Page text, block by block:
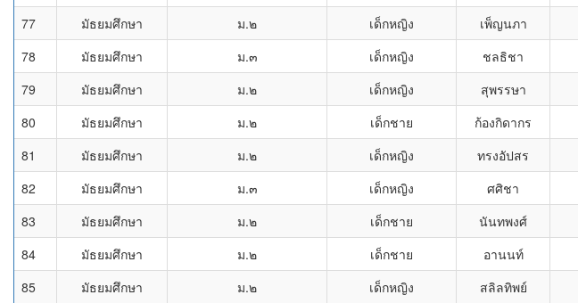
77
มัธยมศึกษา ม.๒ เด็กหญิง เพ็ญนภา
78
มัธยมศึกษา ม.๓ เด็กหญิง ชลธิชา
79
มัธยมศึกษา ม.๒ เด็กหญิง สุพรรษา
80
มัธยมศึกษา ม.๒ เด็กชาย ก้องกิดากร
81
มัธยมศึกษา ม.๒ เด็กหญิง ทรงอัปสร
82
มัธยมศึกษา ม.๓ เด็กหญิง ศศิชา
83
มัธยมศึกษา ม.๒ เด็กชาย นันทพงศ์
84
มัธยมศึกษา ม.๒ เด็กชาย อานนท์
85
มัธยมศึกษา ม.๒ เด็กหญิง สลิลทิพย์